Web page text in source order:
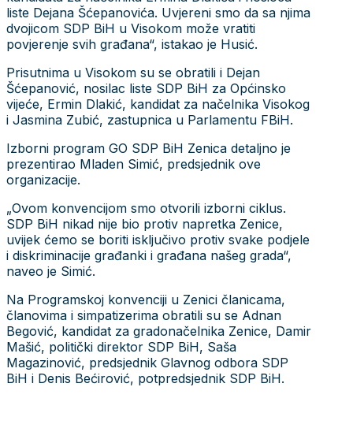
liste Dejana Šćepanovića. Uvjereni smo da sa njima
dvojicom SDP BiH u Visokom može vratiti
povjerenje svih građana“, istakao je Husić.
Prisutnima u Visokom su se obratili i Dejan
Šćepanović, nosilac liste SDP BiH za Općinsko
vijeće, Ermin Dlakić, kandidat za načelnika Visokog
i Jasmina Zubić, zastupnica u Parlamentu FBiH.
Izborni program GO SDP BiH Zenica detaljno je
prezentirao Mladen Simić, predsjednik ove
organizacije.
„Ovom konvencijom smo otvorili izborni ciklus.
SDP BiH nikad nije bio protiv napretka Zenice,
uvijek ćemo se boriti isključivo protiv svake podjele
i diskriminacije građanki i građana našeg grada“,
naveo je Simić.
Na Programskoj konvenciji u Zenici članicama,
članovima i simpatizerima obratili su se Adnan
Begović, kandidat za gradonačelnika Zenice, Damir
Mašić, politički direktor SDP BiH, Saša
Magazinović, predsjednik Glavnog odbora SDP
BiH i Denis Bećirović, potpredsjednik SDP BiH.